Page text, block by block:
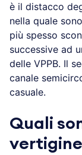
è il distacco
nella quale
più spesso
successive ad
delle VPPB. Il
canale
casuale.
Quali